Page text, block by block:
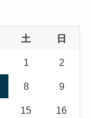
土 日
1 2
8 9
15 16